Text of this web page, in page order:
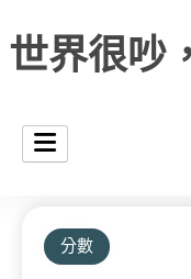
世界很吵
分數